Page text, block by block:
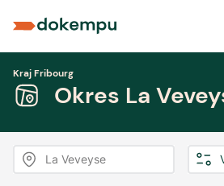
Kraj Fribourg
Okres La
La Veveyse